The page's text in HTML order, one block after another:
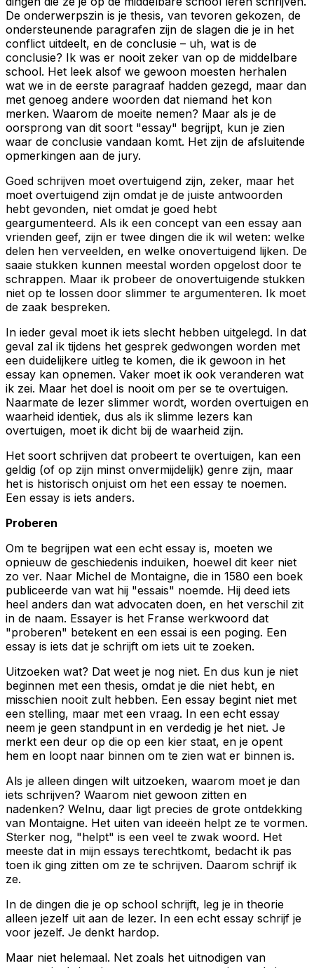
De onderwerpszin is je thesis, van tevoren gekozen, de
ondersteunende paragrafen zijn de slagen die je in het
conflict uitdeelt, en de conclusie – uh, wat is de
conclusie? Ik was er nooit zeker van op de middelbare
school. Het leek alsof we gewoon moesten herhalen
wat we in de eerste paragraaf hadden gezegd, maar dan
met genoeg andere woorden dat niemand het kon
merken. Waarom de moeite nemen? Maar als je de
oorsprong van dit soort "essay" begrijpt, kun je zien
waar de conclusie vandaan komt. Het zijn de afsluitende
opmerkingen aan de jury.
Goed schrijven moet overtuigend zijn, zeker, maar het
moet overtuigend zijn omdat je de juiste antwoorden
hebt gevonden, niet omdat je goed hebt
geargumenteerd. Als ik een concept van een essay aan
vrienden geef, zijn er twee dingen die ik wil weten: welke
delen hen verveelden, en welke onovertuigend lijken. De
saaie stukken kunnen meestal worden opgelost door te
schrappen. Maar ik probeer de onovertuigende stukken
niet op te lossen door slimmer te argumenteren. Ik moet
de zaak bespreken.
In ieder geval moet ik iets slecht hebben uitgelegd. In dat
geval zal ik tijdens het gesprek gedwongen worden met
een duidelijkere uitleg te komen, die ik gewoon in het
essay kan opnemen. Vaker moet ik ook veranderen wat
ik zei. Maar het doel is nooit om per se te overtuigen.
Naarmate de lezer slimmer wordt, worden overtuigen en
waarheid identiek, dus als ik slimme lezers kan
overtuigen, moet ik dicht bij de waarheid zijn.
Het soort schrijven dat probeert te overtuigen, kan een
geldig (of op zijn minst onvermijdelijk) genre zijn, maar
het is historisch onjuist om het een essay te noemen.
Een essay is iets anders.
Proberen
Om te begrijpen wat een echt essay is, moeten we
opnieuw de geschiedenis induiken, hoewel dit keer niet
zo ver. Naar Michel de Montaigne, die in 1580 een boek
publiceerde van wat hij "essais" noemde. Hij deed iets
heel anders dan wat advocaten doen, en het verschil zit
in de naam. Essayer is het Franse werkwoord dat
"proberen" betekent en een essai is een poging. Een
essay is iets dat je schrijft om iets uit te zoeken.
Uitzoeken wat? Dat weet je nog niet. En dus kun je niet
beginnen met een thesis, omdat je die niet hebt, en
misschien nooit zult hebben. Een essay begint niet met
een stelling, maar met een vraag. In een echt essay
neem je geen standpunt in en verdedig je het niet. Je
merkt een deur op die op een kier staat, en je opent
hem en loopt naar binnen om te zien wat er binnen is.
Als je alleen dingen wilt uitzoeken, waarom moet je dan
iets schrijven? Waarom niet gewoon zitten en
nadenken? Welnu, daar ligt precies de grote ontdekking
van Montaigne. Het uiten van ideeën helpt ze te vormen.
Sterker nog, "helpt" is een veel te zwak woord. Het
meeste dat in mijn essays terechtkomt, bedacht ik pas
toen ik ging zitten om ze te schrijven. Daarom schrijf ik
ze.
In de dingen die je op school schrijft, leg je in theorie
alleen jezelf uit aan de lezer. In een echt essay schrijf je
voor jezelf. Je denkt hardop.
Maar niet helemaal. Net zoals het uitnodigen van